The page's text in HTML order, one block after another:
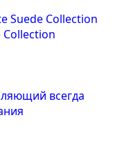
всегда